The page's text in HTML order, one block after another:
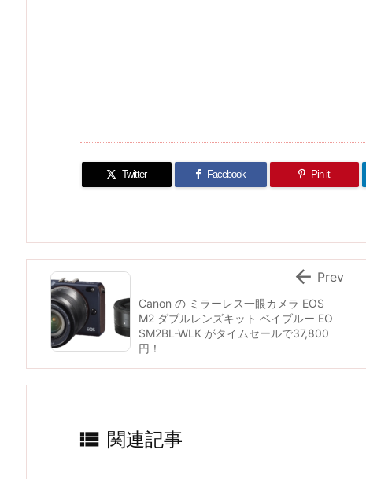
Twitter Facebook Pin it
Canon の ミラーレス一眼カメラ EOS
M2 ダブルレンズキット ベイブルー EO
SM2BL-WLK がタイムセールで37,800
円！
 Prev
 関連記事